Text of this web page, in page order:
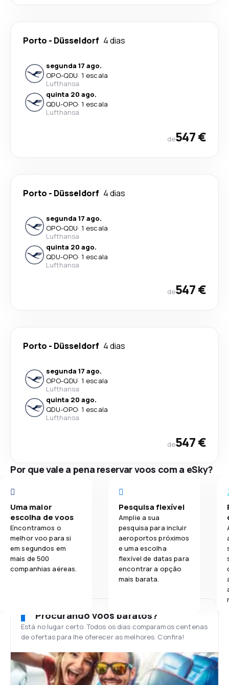
Porto - Düsseldorf 4 dias
segunda 17 ago.
OPO-QDU· 1 escala
Lufthansa
quinta 20 ago.
QDU-OPO· 1 escala
Lufthansa
de547 €
Porto - Düsseldorf 4 dias
segunda 17 ago.
OPO-QDU· 1 escala
Lufthansa
quinta 20 ago.
QDU-OPO· 1 escala
Lufthansa
de547 €
Porto - Düsseldorf 4 dias
segunda 17 ago.
OPO-QDU· 1 escala
Lufthansa
quinta 20 ago.
QDU-OPO· 1 escala
Lufthansa
de547 €
Por que vale a pena reservar voos com a eSky?
Uma maior
escolha de voos
Encontramos o
melhor voo para si
em segundos em
mais de 500
companhias aéreas.
Pesquisa flexível
Amplie a sua
pesquisa para incluir
aeroportos próximos
e uma escolha
flexível de datas para
encontrar a opção
mais barata.
Procurando voos baratos?
Está no lugar certo. Todos os dias comparamos centenas
de ofertas para lhe oferecer as melhores. Confira!